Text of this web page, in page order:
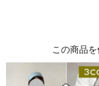
この商品